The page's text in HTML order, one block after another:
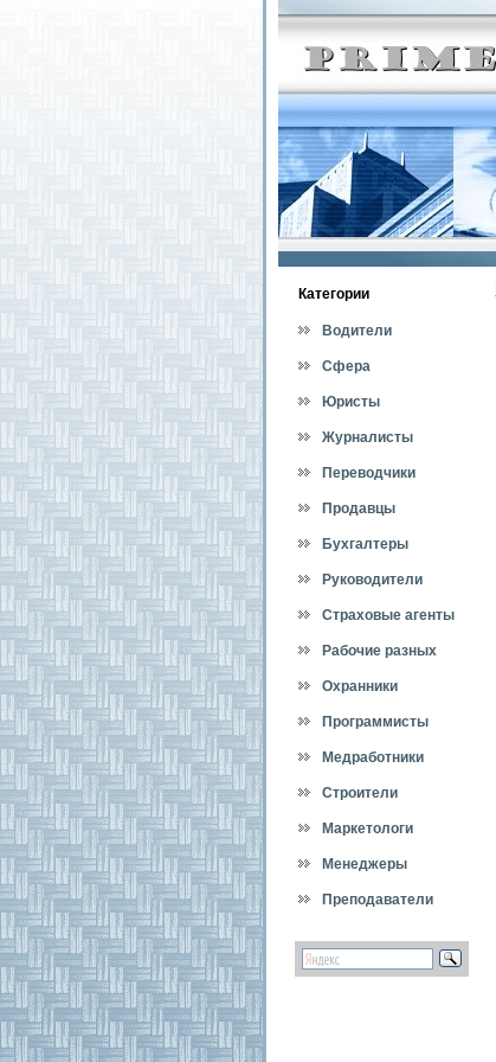
Категοрии
Водители
Сфера
обслуживания
Юристы
Журналисты
Переводчики
Продавцы
Бухгалтеры
Руководители
Страховые агенты
Рабочие разных
специальностей
Охранники
Программисты
Медработники
Строители
Маркетологи
Менеджеры
Преподаватели